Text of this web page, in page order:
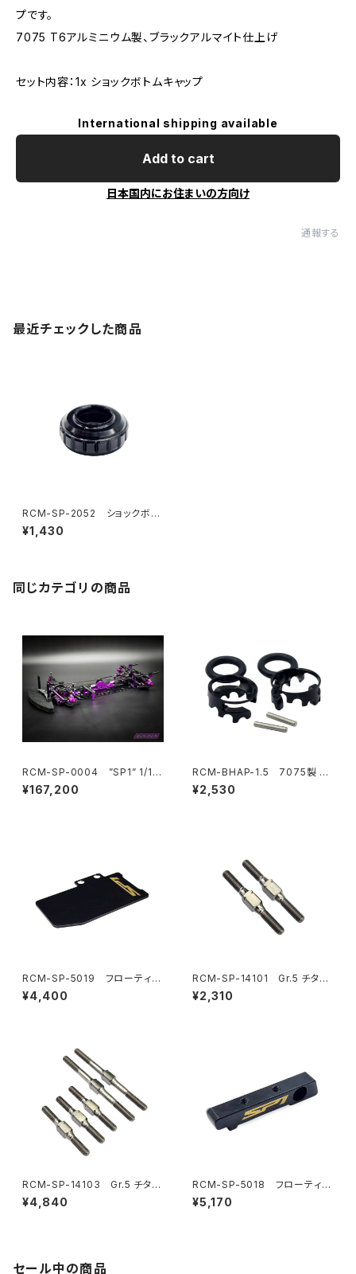
プです。
7075 T6アルミニウム製、ブラックアルマイト仕上げ
セット内容：1x ショックボトムキャップ
International shipping available
Add to cart
日本国内にお住まいの方向け
通報する
最近チェックした商品
RCM-SP-2052 ショックボト
ムキャップ
¥1,430
同じカテゴリの商品
RCM-SP-0004 ”SP1” 1/10
電動オンロードツーリングカー
キット HARA リミテッドエディシ
¥167,200
RCM-BHAP-1.5 7075製 ウ
ルトラライトボディハイトアジャ
スター6mmポスト-1.5mmピン
¥2,530
RCM-SP-5019 フローティン
グエレクトロニクスプレート 真
鍮プレート(11.5g)(オプション)
¥4,400
RCM-SP-14101 Gr.5 チタン
リヤトー/フロントステアリングリ
ンクターンバックル 3x28mm
¥2,310
RCM-SP-14103 Gr.5 チタン
ターンバックルセット(オプショ
ン)
¥4,840
RCM-SP-5018 フローティン
グエレクトロニクスプレートバル
クヘッド(6.5g)(オプション)
¥5,170
セール中の商品